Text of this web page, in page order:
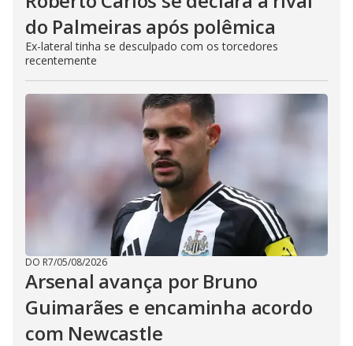
do Palmeiras após polêmica
Ex-lateral tinha se desculpado com os torcedores
recentemente
DO R7/05/08/2026
Arsenal avança por Bruno
Guimarães e encaminha acordo
com Newcastle